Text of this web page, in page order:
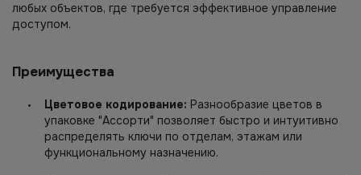
любых объектов, где требуется эффективное управление
доступом.
Преимущества
Цветовое кодирование: Разнообразие цветов в
упаковке "Ассорти" позволяет быстро и интуитивно
распределять ключи по отделам, этажам или
функциональному назначению.